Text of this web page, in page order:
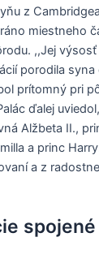
z
miestneho
,,Jej
porodila syna
prítomný pri
ďalej
Alžbeta II.,
a princ
a z
spojené